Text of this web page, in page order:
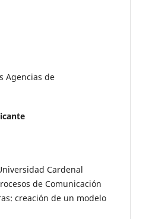
Agencias de
Cardenal
de Comunicación
creación de un modelo